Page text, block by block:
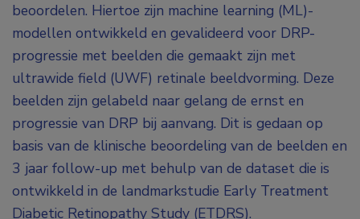
beoordelen. Hiertoe zijn machine learning (ML)-
modellen ontwikkeld en gevalideerd voor DRP-
progressie met beelden die gemaakt zijn met
ultrawide field (UWF) retinale beeldvorming. Deze
beelden zijn gelabeld naar gelang de ernst en
progressie van DRP bij aanvang. Dit is gedaan op
basis van de klinische beoordeling van de beelden en
3 jaar follow-up met behulp van de dataset die is
ontwikkeld in de landmarkstudie Early Treatment
Diabetic Retinopathy Study (ETDRS).